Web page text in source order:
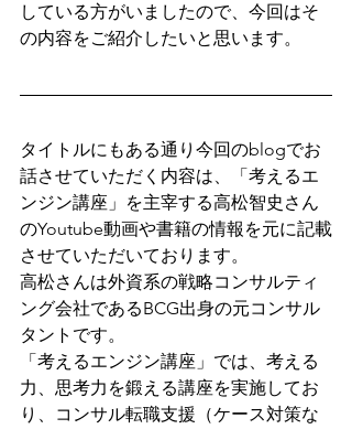
している方がいましたので、今回はそ
の内容をご紹介したいと思います。
タイトルにもある通り今回のblogでお
話させていただく内容は、「考えるエ
ンジン講座」を主宰する高松智史さん
のYoutube動画や書籍の情報を元に記載
させていただいております。
高松さんは外資系の戦略コンサルティ
ング会社であるBCG出身の元コンサル
タントです。
「考えるエンジン講座」では、考える
力、思考力を鍛える講座を実施してお
り、コンサル転職支援（ケース対策な